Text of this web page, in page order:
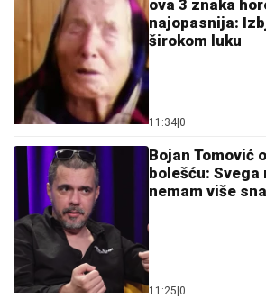
ova 3 znaka
najopasnija:
širokom luku
11:34 0
Bojan Tomović
bolešću:
nemam više
11:25 0